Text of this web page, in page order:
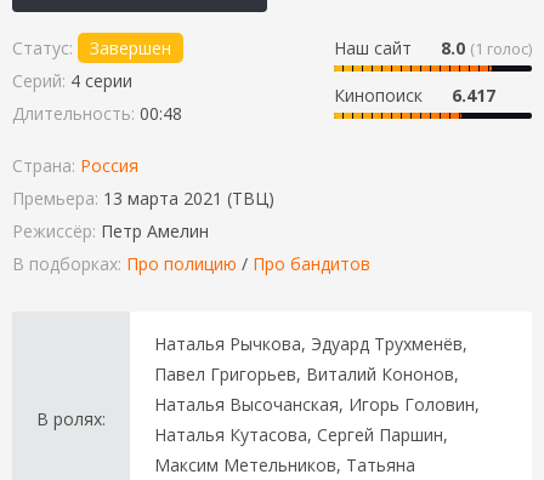
Наш сайт 8.0 (1 голос)
Кинопоиск 6.417
Статус:
Завершен
Серий: 4 серии
Длительность: 00:48
Страна: Россия
Премьера: 13 марта 2021 (ТВЦ)
Режиссёр: Петр Амелин
В подборках: Про полицию / Про бандитов
В ролях:
Наталья Рычкова, Эдуард Трухменёв,
Павел Григорьев, Виталий Кононов,
Наталья Высочанская, Игорь Головин,
Наталья Кутасова, Сергей Паршин,
Максим Метельников, Татьяна